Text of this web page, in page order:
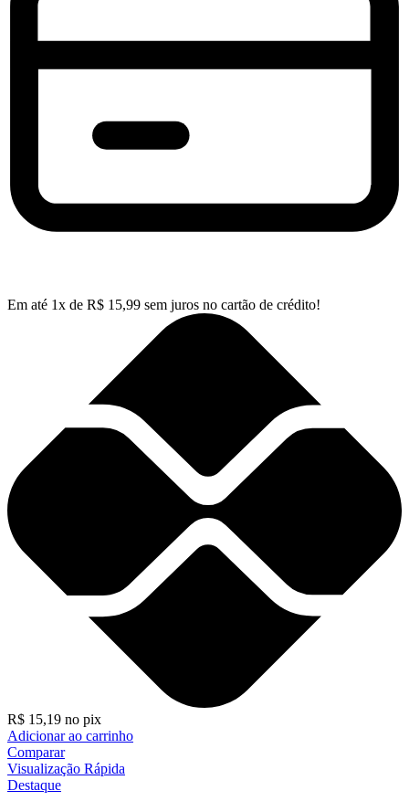
Em até 1x de R$ 15,99 sem juros no cartão de crédito!
R$ 15,19 no pix
Adicionar ao carrinho
Comparar
Visualização Rápida
Destaque